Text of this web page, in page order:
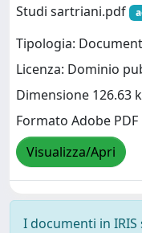
Studi sartriani.pdf
Tipologia:
Licenza: Dominio
Dimensione 126.63
Formato Adobe PDF
Visualizza/Apri
I documenti in